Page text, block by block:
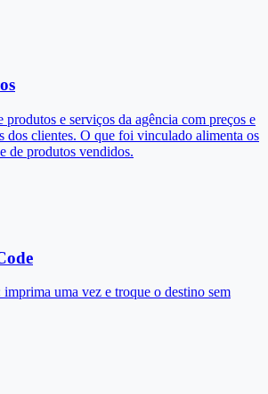
produtos e serviços da agência com preços e
dos clientes. O que foi vinculado alimenta os
de produtos vendidos.
uma vez e troque o destino sem